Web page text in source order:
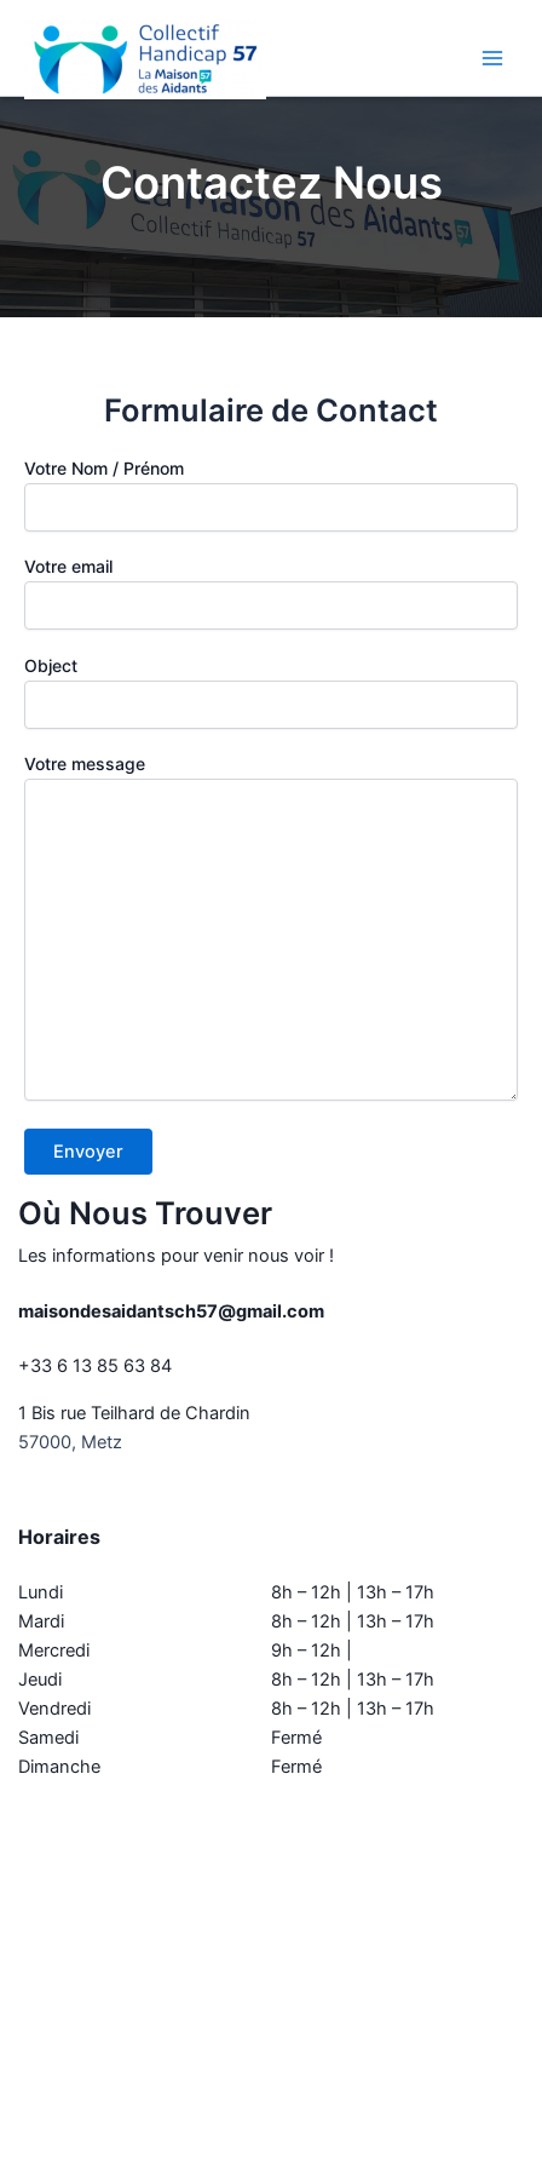
contenu
Contactez Nous
Formulaire de Contact
Votre Nom / Prénom
Votre email
Object
Votre message
Où Nous Trouver
Les informations pour venir nous voir !
maisondesaidantsch57@gmail.com
+33 6 13 85 63 84
1 Bis rue Teilhard de Chardin
57000, Metz
Horaires
Lundi
Mardi
Mercredi
Jeudi
Vendredi
Samedi
Dimanche
8h – 12h | 13h – 17h
8h – 12h | 13h – 17h
9h – 12h |
8h – 12h | 13h – 17h
8h – 12h | 13h – 17h
Fermé
Fermé